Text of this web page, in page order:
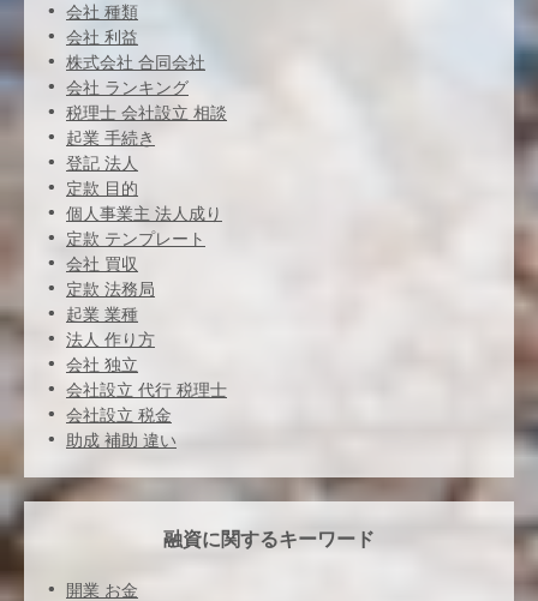
会社 種類
会社 利益
株式会社 合同会社
会社 ランキング
税理士 会社設立 相談
起業 手続き
登記 法人
定款 目的
個人事業主 法人成り
定款 テンプレート
会社 買収
定款 法務局
起業 業種
法人 作り方
会社 独立
会社設立 代行 税理士
会社設立 税金
助成 補助 違い
融資に関するキーワード
開業 お金